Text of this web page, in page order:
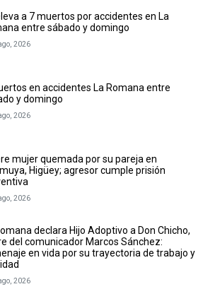
a 7 muertos por accidentes en La
entre sábado y domingo
2026
en accidentes La Romana entre
y domingo
2026
mujer quemada por su pareja en
Higüey; agresor cumple prisión
2026
declara Hijo Adoptivo a Don Chicho,
del comunicador Marcos Sánchez:
en vida por su trayectoria de trabajo y
2026